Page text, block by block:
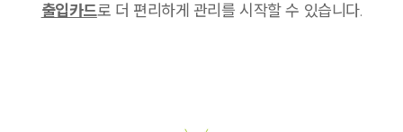
출입카드로 더 편리하게 관리를 시작할 수 있습니다.